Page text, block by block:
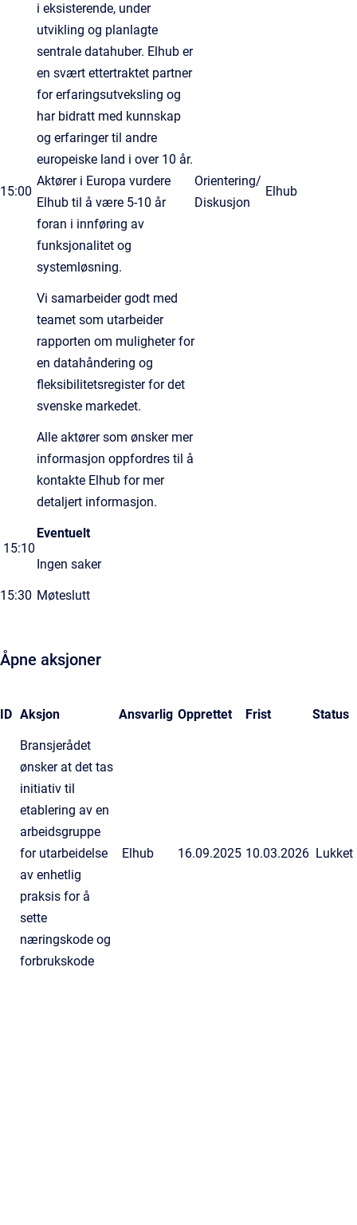
15:00
i eksisterende, under
utvikling og planlagte
sentrale datahuber. Elhub er
en svært ettertraktet partner
for erfaringsutveksling og
har bidratt med kunnskap
og erfaringer til andre
europeiske land i over 10 år.
Aktører i Europa vurdere
Elhub til å være 5-10 år
foran i innføring av
funksjonalitet og
systemløsning.
Vi samarbeider godt med
teamet som utarbeider
rapporten om muligheter for
en datahåndering og
fleksibilitetsregister for det
svenske markedet.
Alle aktører som ønsker mer
informasjon oppfordres til å
kontakte Elhub for mer
detaljert informasjon.
Orientering/
Diskusjon
Elhub
15:10
Eventuelt
Ingen saker
15:30 Møteslutt
Åpne aksjoner
ID Aksjon Ansvarlig Opprettet Frist Status
Bransjerådet
ønsker at det tas
initiativ til
etablering av en
arbeidsgruppe
for utarbeidelse
av enhetlig
praksis for å
sette
næringskode og
forbrukskode
Elhub 16.09.2025 10.03.2026 Lukket